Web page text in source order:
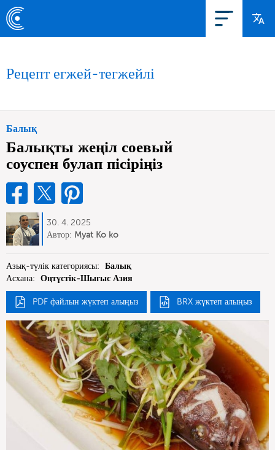
Рецепт егжей-тегжейлі
Балық
Балықты жеңіл соевый
соуспен булап пісіріңіз
30. 4. 2025
Автор: Myat Ko ko
Азық-түлік категориясы: Балық
Асхана: Оңтүстік-Шығыс Азия
PDF файлын жүктеп алыңыз BRX жүктеп алыңыз